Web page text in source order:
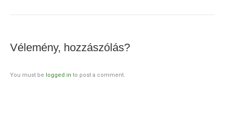
Vélemény, hozzászólás?
You must be logged in to post a comment.